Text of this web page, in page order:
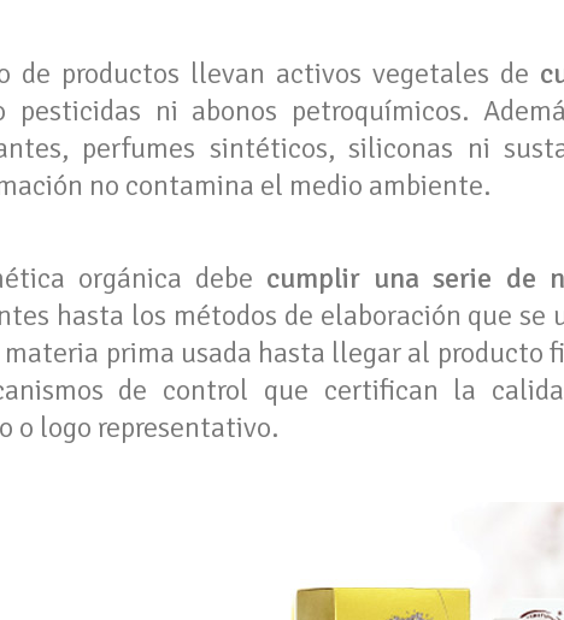
de productos llevan activos vegetales de
pesticidas ni abonos petroquímicos.
perfumes sintéticos, siliconas ni
no contamina el medio ambiente.
orgánica debe cumplir una serie de
hasta los métodos de elaboración que se
materia prima usada hasta llegar al producto
de control que certifican la
o logo representativo.